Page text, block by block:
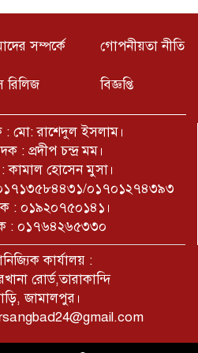
দেশের জনগন কি পেল আন্দোলন
এর সুবিধা ভোগ করছে
উপজেলার খঞ্জনপুর সীমান্তে ১টি
উদ্ধার
Gołove AI odpowiada
i płynnie na pytania
সম্পর্কে গোপনীয়তা নীতি
রিলিজ বিজ্ঞপ্তি
: মো: রাশেদুল ইসলাম।
: প্রদীপ চন্দ্র মম।
: কামাল হোসেন মুসা।
০১৭০১২৭৪৩৯৩
: ০১৯২০৭৫০১৪১।
: ০১৭৬৪২৬৫৩৩০
কার্যালয় :
রোর্ড,তারাকান্দি
জামালপুর।